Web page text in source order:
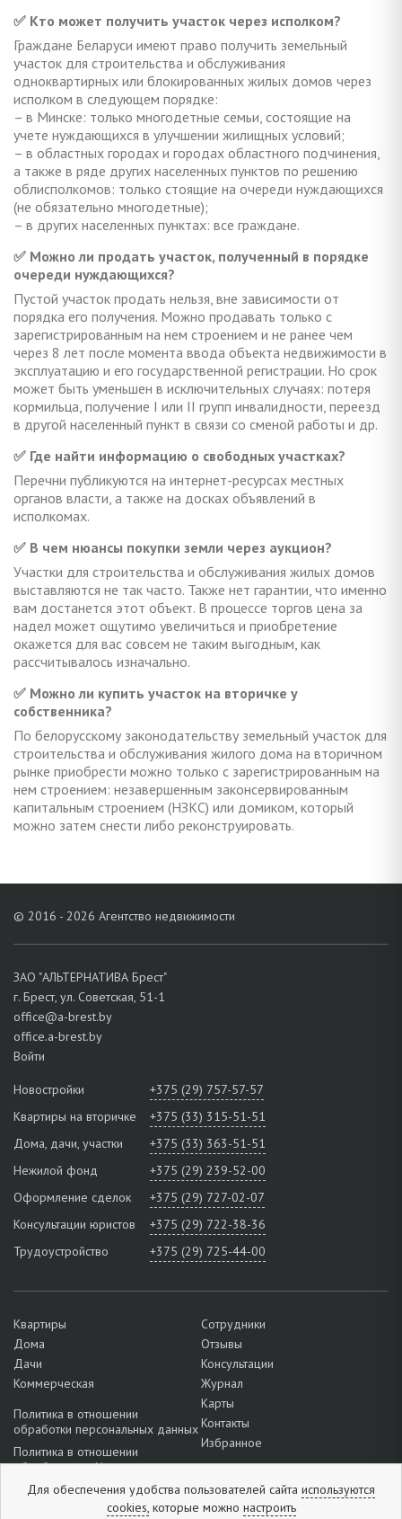
✅ Кто может получить участок через исполком?
Граждане Беларуси имеют право получить земельный
участок для строительства и обслуживания
одноквартирных или блокированных жилых домов через
исполком в следующем порядке:
– в Минске: только многодетные семьи, состоящие на
учете нуждающихся в улучшении жилищных условий;
– в областных городах и городах областного подчинения,
а также в ряде других населенных пунктов по решению
облисполкомов: только стоящие на очереди нуждающихся
(не обязательно многодетные);
– в других населенных пунктах: все граждане.
✅ Можно ли продать участок, полученный в порядке
очереди нуждающихся?
Пустой участок продать нельзя, вне зависимости от
порядка его получения. Можно продавать только с
зарегистрированным на нем строением и не ранее чем
через 8 лет после момента ввода объекта недвижимости в
эксплуатацию и его государственной регистрации. Но срок
может быть уменьшен в исключительных случаях: потеря
кормильца, получение I или II групп инвалидности, переезд
в другой населенный пункт в связи со сменой работы и др.
✅ Где найти информацию о свободных участках?
Перечни публикуются на интернет-ресурсах местных
органов власти, а также на досках объявлений в
исполкомах.
✅ В чем нюансы покупки земли через аукцион?
Участки для строительства и обслуживания жилых домов
выставляются не так часто. Также нет гарантии, что именно
вам достанется этот объект. В процессе торгов цена за
надел может ощутимо увеличиться и приобретение
окажется для вас совсем не таким выгодным, как
рассчитывалось изначально.
✅ Можно ли купить участок на вторичке у
собственника?
По белорусскому законодательству земельный участок для
строительства и обслуживания жилого дома на вторичном
рынке приобрести можно только с зарегистрированным на
нем строением: незавершенным законсервированным
капитальным строением (НЗКС) или домиком, который
можно затем снести либо реконструировать.
© 2016 - 2026 Агентство недвижимости
ЗАО "АЛЬТЕРНАТИВА Брест"
г. Брест, ул. Советская, 51-1
office@a-brest.by
office.a-brest.by
Войти
Новостройки
+375 (29) 757-57-57
Квартиры на вторичке
+375 (33) 315-51-51
Дома, дачи, участки
+375 (33) 363-51-51
Нежилой фонд
+375 (29) 239-52-00
Оформление сделок
+375 (29) 727-02-07
Консультации юристов
+375 (29) 722-38-36
Трудоустройство
+375 (29) 725-44-00
Квартиры
Дома
Дачи
Коммерческая
Политика в отношении
обработки персональных данных
Политика в отношении
обработки cookie
Подробнее о настройках файлов
Сотрудники
Отзывы
Консультации
Журнал
Карты
Контакты
Избранное
Для обеспечения удобства пользователей сайта используются
cookies,которые можно настроить